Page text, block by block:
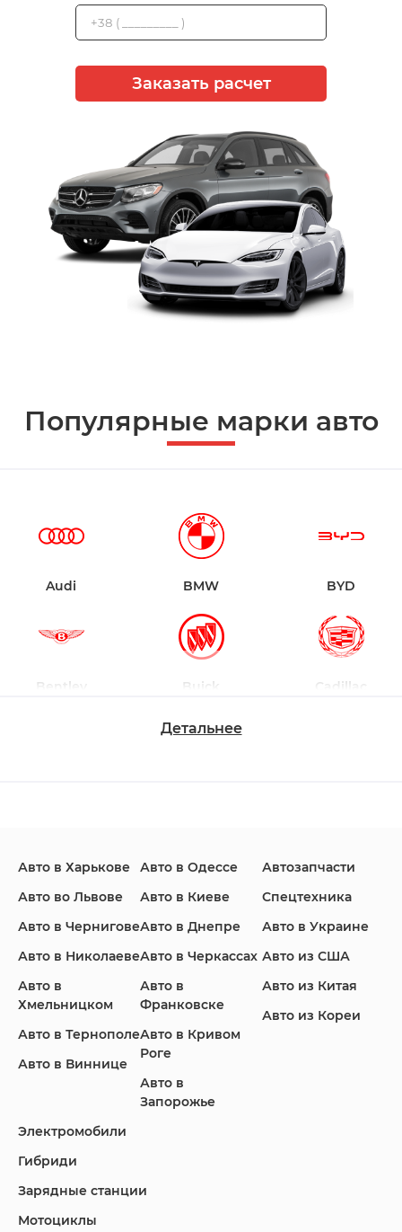
Заказать расчет
Популярные марки авто
Audi BMW BYD
Bentley Buick Cadillac
Infiniti Jaguar Jeep
Land Rover
Lincoln
Детальнее
Авто в Харькове
Авто во Львове
Авто в Чернигове
Авто в Николаеве
Авто в
Хмельницком
Авто в Тернополе
Авто в Виннице
Авто в Одессе
Авто в Киеве
Авто в Днепре
Авто в Черкассах
Авто в
Франковске
Авто в Кривом
Роге
Авто в
Запорожье
Автозапчасти
Спецтехника
Авто в Украине
Авто из США
Авто из Китая
Авто из Кореи
Электромобили
Гибриди
Зарядные станции
Мотоциклы